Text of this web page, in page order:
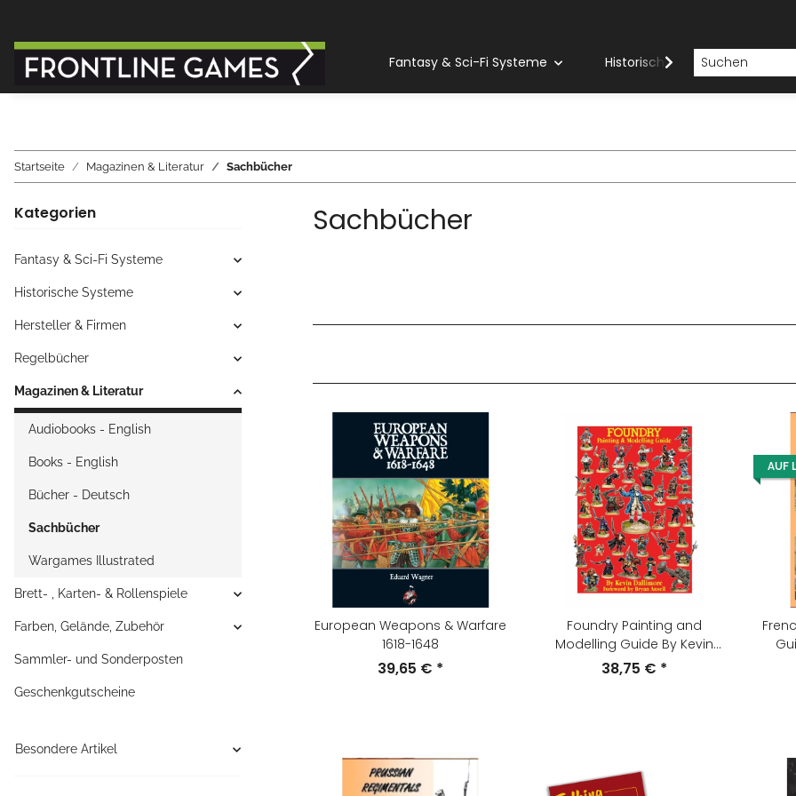
Fantasy & Sci-Fi Systeme Historische Systeme
Startseite Magazinen & Literatur Sachbücher
Sachbücher
European Weapons & Warfare
1618-1648
39,65 € *
Foundry Painting and
Modelling Guide By Kevin
Dallimore
38,75 € *
AUF
Kategorien
Fantasy & Sci-Fi Systeme
Historische Systeme
Hersteller & Firmen
Regelbücher
Magazinen & Literatur
Audiobooks - English
Books - English
Bücher - Deutsch
Sachbücher
Wargames Illustrated
Brett- , Karten- & Rollenspiele
Farben, Gelände, Zubehör
Sammler- und Sonderposten
Geschenkgutscheine
Besondere Artikel